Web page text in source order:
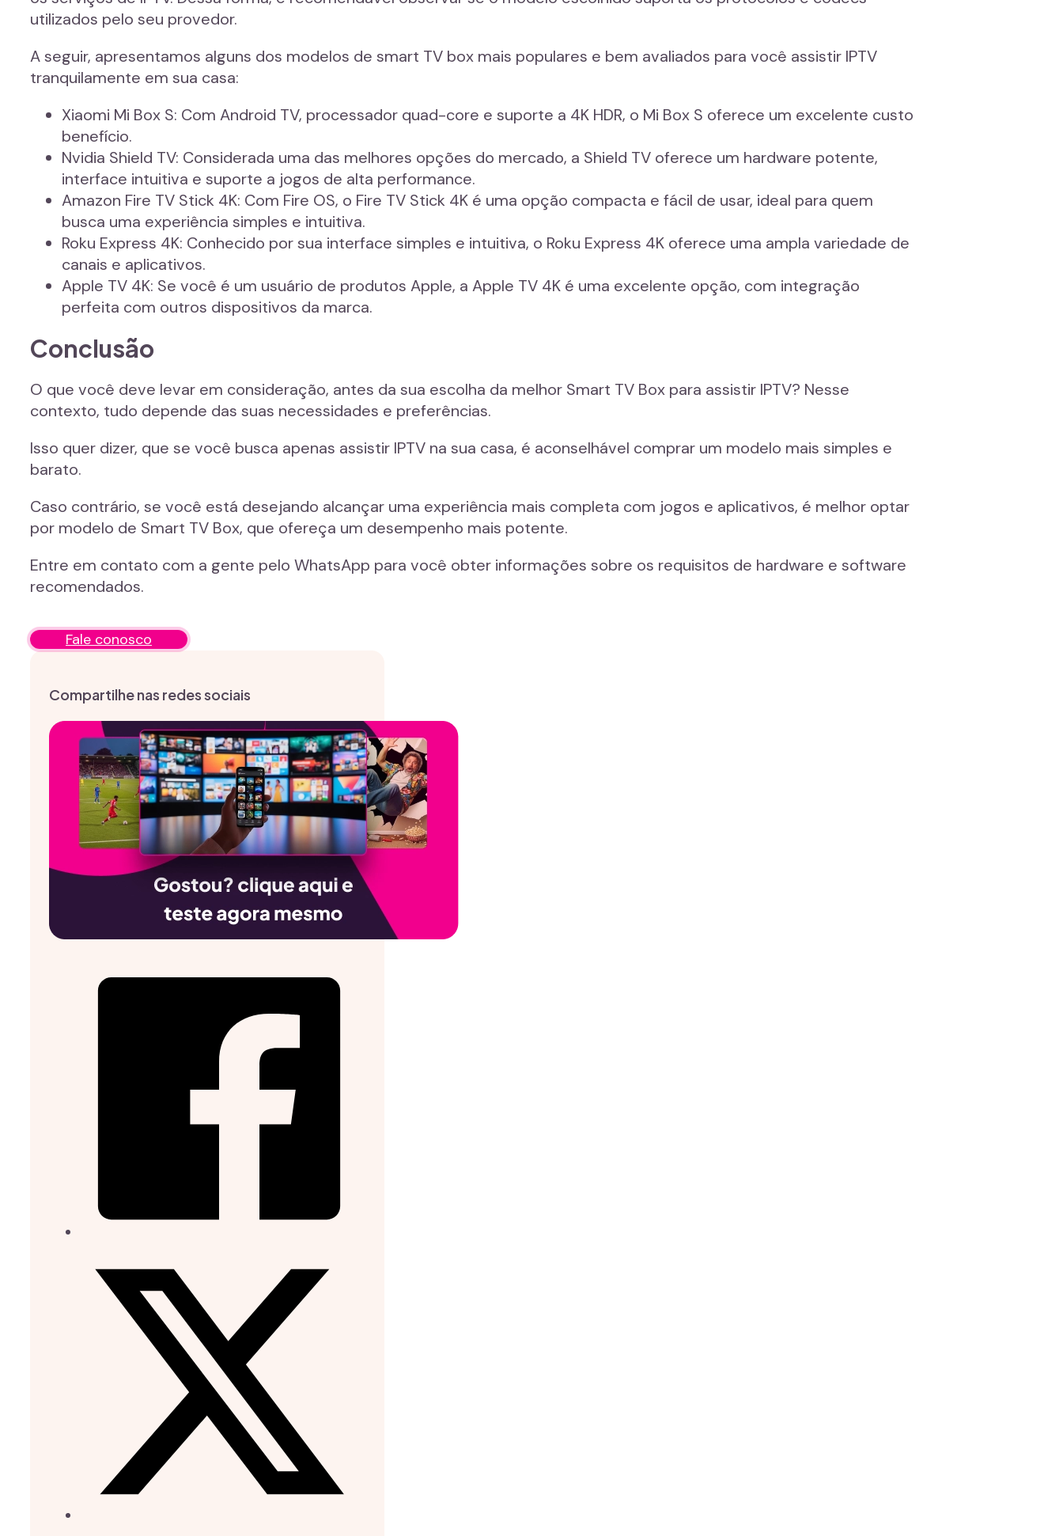
utilizados pelo seu provedor.
A seguir, apresentamos alguns dos modelos de smart TV box mais populares e bem avaliados para você assistir IPTV
tranquilamente em sua casa:
Xiaomi Mi Box S: Com Android TV, processador quad-core e suporte a 4K HDR, o Mi Box S oferece um excelente custo
benefício.
Nvidia Shield TV: Considerada uma das melhores opções do mercado, a Shield TV oferece um hardware potente,
interface intuitiva e suporte a jogos de alta performance.
Amazon Fire TV Stick 4K: Com Fire OS, o Fire TV Stick 4K é uma opção compacta e fácil de usar, ideal para quem
busca uma experiência simples e intuitiva.
Roku Express 4K: Conhecido por sua interface simples e intuitiva, o Roku Express 4K oferece uma ampla variedade de
canais e aplicativos.
Apple TV 4K: Se você é um usuário de produtos Apple, a Apple TV 4K é uma excelente opção, com integração
perfeita com outros dispositivos da marca.
Conclusão
O que você deve levar em consideração, antes da sua escolha da melhor Smart TV Box para assistir IPTV? Nesse
contexto, tudo depende das suas necessidades e preferências.
Isso quer dizer, que se você busca apenas assistir IPTV na sua casa, é aconselhável comprar um modelo mais simples e
barato.
Caso contrário, se você está desejando alcançar uma experiência mais completa com jogos e aplicativos, é melhor optar
por modelo de Smart TV Box, que ofereça um desempenho mais potente.
Entre em contato com a gente pelo WhatsApp para você obter informações sobre os requisitos de hardware e software
recomendados.
Fale conosco
Compartilhe nas redes sociais